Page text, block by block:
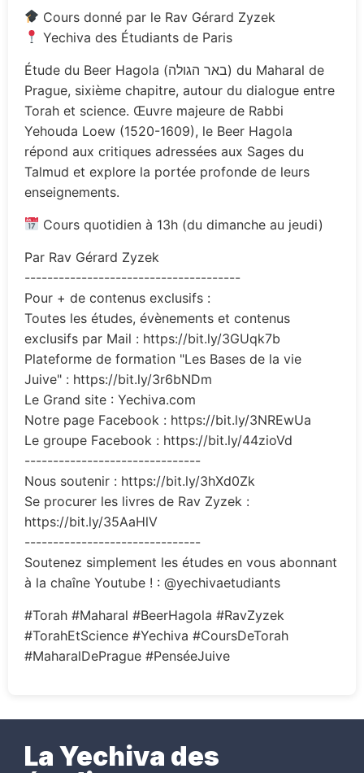
Cours donné par le Rav Gérard Zyzek
Yechiva des Étudiants de Paris
Étude du Beer Hagola (באר הגולה) du Maharal de
Prague, sixième chapitre, autour du dialogue entre
Torah et science. Œuvre majeure de Rabbi
Yehouda Loew (1520-1609), le Beer Hagola
répond aux critiques adressées aux Sages du
Talmud et explore la portée profonde de leurs
enseignements.
Cours quotidien à 13h (du dimanche au jeudi)
Par Rav Gérard Zyzek
--------------------------------------
Pour + de contenus exclusifs :
Toutes les études, évènements et contenus
exclusifs par Mail : https://bit.ly/3GUqk7b
Plateforme de formation "Les Bases de la vie
Juive" : https://bit.ly/3r6bNDm
Le Grand site : Yechiva.com
Notre page Facebook : https://bit.ly/3NREwUa
Le groupe Facebook : https://bit.ly/44zioVd
-------------------------------
Nous soutenir : https://bit.ly/3hXd0Zk
Se procurer les livres de Rav Zyzek :
https://bit.ly/35AaHlV
-------------------------------
Soutenez simplement les études en vous abonnant
à la chaîne Youtube ! : @yechivaetudiants
#Torah #Maharal #BeerHagola #RavZyzek
#TorahEtScience #Yechiva #CoursDeTorah
#MaharalDePrague #PenséeJuive
La Yechiva des